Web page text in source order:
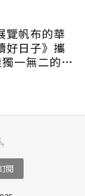
覽帆布的華
好日子》攜
一無二的
閱